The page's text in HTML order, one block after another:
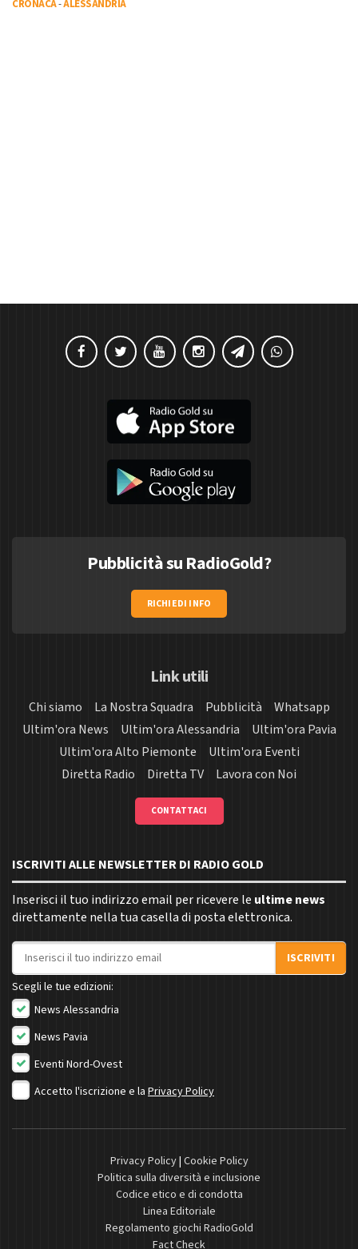
CRONACA-ALESSANDRIA
Pubblicità su RadioGold?
RICHIEDI INFO
Link utili
Chi siamo La Nostra Squadra Pubblicità
Whatsapp
Ultim'ora News
Ultim'ora Alessandria
Ultim'ora Pavia
Ultim'ora Alto Piemonte
Ultim'ora Eventi
Diretta Radio
Diretta TV Lavora con Noi
CONTATTACI
ISCRIVITI ALLE NEWSLETTER DI RADIO GOLD
Inserisci il tuo indirizzo email per ricevere le ultime news
direttamente nella tua casella di posta elettronica.
Indirizzo email
ISCRIVITI
Scegli le tue edizioni:
News Alessandria
News Pavia
Eventi Nord-Ovest
Accetto l'iscrizione e la Privacy Policy
Privacy Policy| Cookie Policy
Politica sulla diversità e inclusione
Codice etico e di condotta
Linea Editoriale
Regolamento giochi RadioGold
Fact Check